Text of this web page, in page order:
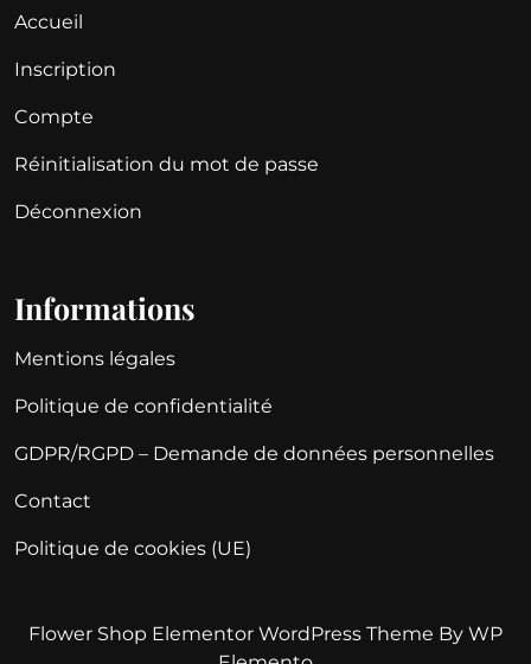
Accueil
Inscription
Compte
Réinitialisation du mot de passe
Déconnexion
Informations
Mentions légales
Politique de confidentialité
GDPR/RGPD – Demande de données personnelles
Contact
Politique de cookies (UE)
Flower Shop Elementor WordPress Theme By WP